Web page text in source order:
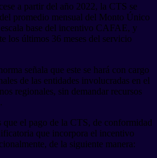
a partir del año 2022, la CTS se
promedio mensual del Monto Único
base del incentivo CAFAE, y
los últimos 36 meses del servicio
señala que este se hará con cargo
de las entidades involucradas en el
regionales, sin demandar recursos
que el pago de la CTS, de conformidad
que incorpora el incentivo
de la siguiente manera: